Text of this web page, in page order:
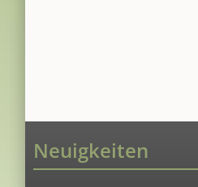
Neuigkeiten